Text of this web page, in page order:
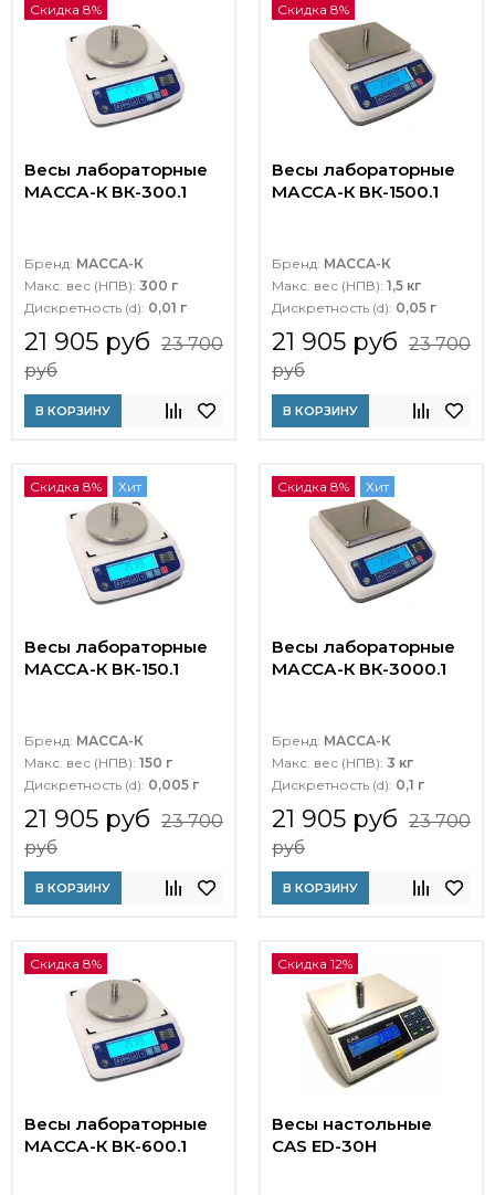
Скидка 8%
Весы лабораторные
МАССА-К ВК-300.1
Бренд: МАССА-К
Макс. вес (НПВ): 300 г
Дискретность (d): 0,01 г
21 905 руб 23 700
руб
В КОРЗИНУ
Скидка 8%
Весы лабораторные
МАССА-К ВК-1500.1
Бренд: МАССА-К
Макс. вес (НПВ): 1,5 кг
Дискретность (d): 0,05 г
21 905 руб 23 700
руб
В КОРЗИНУ
Скидка 8% Хит
Весы лабораторные
МАССА-К ВК-150.1
Бренд: МАССА-К
Макс. вес (НПВ): 150 г
Дискретность (d): 0,005 г
21 905 руб 23 700
руб
В КОРЗИНУ
Скидка 8% Хит
Весы лабораторные
МАССА-К ВК-3000.1
Бренд: МАССА-К
Макс. вес (НПВ): 3 кг
Дискретность (d): 0,1 г
21 905 руб 23 700
руб
В КОРЗИНУ
Скидка 8%
Весы лабораторные
МАССА-К ВК-600.1
Скидка 12%
Весы настольные
CAS ED-30H